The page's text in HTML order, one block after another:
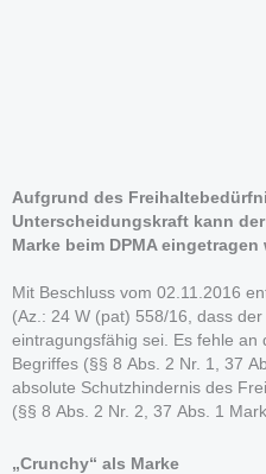
Aufgrund des
Unterscheidungskraft kann
Marke beim DPMA eingetragen
Mit Beschluss vom 02.11.2016
(Az.: 24 W (pat) 558/16, dass der
eintragungsfähig sei. Es fehle
Begriffes (§§ 8 Abs. 2 Nr. 1, 37
absolute Schutzhindernis des
(§§ 8 Abs. 2 Nr. 2, 37 Abs. 1
„Crunchy“ als Marke